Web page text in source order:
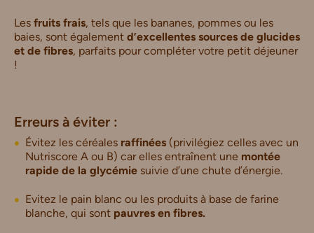
Les fruits frais, tels que les bananes, pommes ou les
baies, sont également d’excellentes sources de glucides
et de fibres, parfaits pour compléter votre petit déjeuner
!
Erreurs à éviter :
Évitez les céréales raffinées (privilégiez celles avec un
Nutriscore A ou B) car elles entraînent une montée
rapide de la glycémie suivie d’une chute d’énergie.
Evitez le pain blanc ou les produits à base de farine
blanche, qui sont pauvres en fibres.